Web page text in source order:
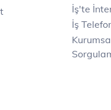
İş'te
İş